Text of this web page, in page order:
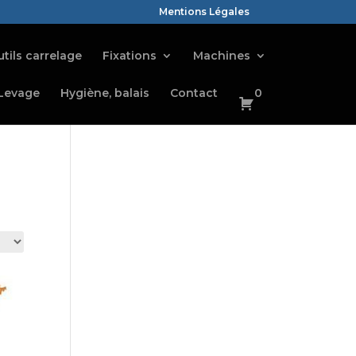
Mentions Légales
carrelage Fixations Machines
Hygiène, balais Contact 0